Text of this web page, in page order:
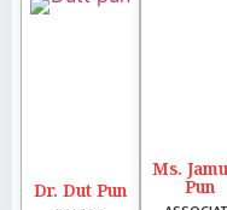
Dr. Dut Pun
Ms.
Pun